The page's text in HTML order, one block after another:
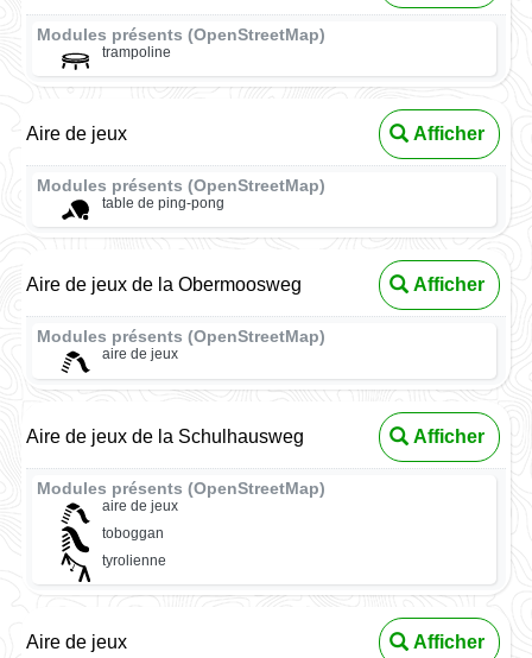
Modules présents (OpenStreetMap)
trampoline
Aire de jeux Afficher
Modules présents (OpenStreetMap)
table de ping-pong
Aire de jeux de la Obermoosweg Afficher
Modules présents (OpenStreetMap)
aire de jeux
Aire de jeux de la Schulhausweg Afficher
Modules présents (OpenStreetMap)
aire de jeux
toboggan
tyrolienne
Aire de jeux Afficher